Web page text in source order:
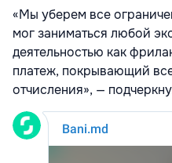
«Мы уберем все
мог заниматься любой
деятельностью как
платеж, покрывающий
отчисления», —